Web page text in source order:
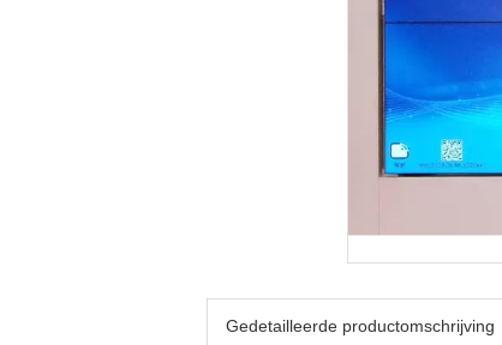
Gedetailleerde productomschrijving